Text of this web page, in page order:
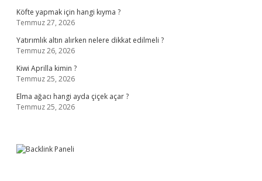
Köfte yapmak için hangi kıyma ?
Temmuz 27, 2026
Yatırımlık altın alırken nelere dikkat edilmeli ?
Temmuz 26, 2026
Kiwi Aprilla kimin ?
Temmuz 25, 2026
Elma ağacı hangi ayda çiçek açar ?
Temmuz 25, 2026